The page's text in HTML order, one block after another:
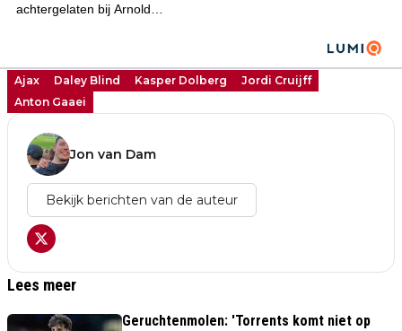
Ajax Daley Blind Kasper Dolberg
Jordi Cruijff
Anton Gaaei
Jon van Dam
Bekijk berichten van de auteur
Lees meer
Geruchtenmolen: 'Torrents komt niet op